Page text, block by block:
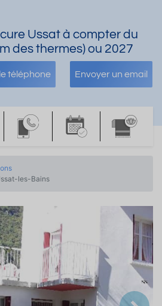
Ussat à compter du
des thermes) ou 2027
téléphone Envoyer un email
les-Bains